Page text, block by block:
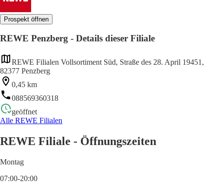
Prospekt öffnen
REWE Penzberg - Details dieser Filiale
REWE Filialen Vollsortiment Süd, Straße des 28. April 19451,
82377 Penzberg
0,45 km
088569360318
geöffnet
Alle REWE Filialen
REWE Filiale - Öffnungszeiten
Montag
07:00-20:00